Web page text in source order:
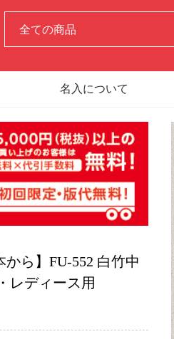
名入について
から】FU-552 白竹中
レディース用